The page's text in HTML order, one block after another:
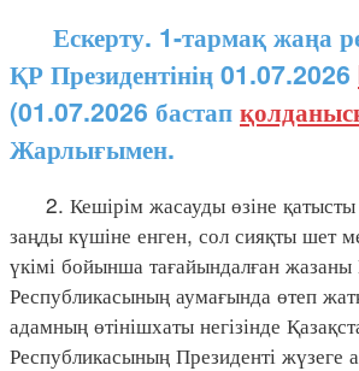
Ескерту. 1-тармақ жаңа
ҚР Президентінің 01.07.2026
(01.07.2026 бастап
Жарлығымен.
2. Кешірім жасауды өзіне қатысты
заңды күшіне енген, сол сияқты шет
үкімі бойынша тағайындалған жазаны
Республикасының аумағында өтеп
адамның өтінішхаты негізінде
Республикасының Президенті жүзеге